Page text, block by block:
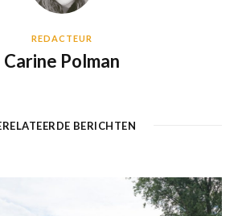
REDACTEUR
Carine Polman
BERICHTEN